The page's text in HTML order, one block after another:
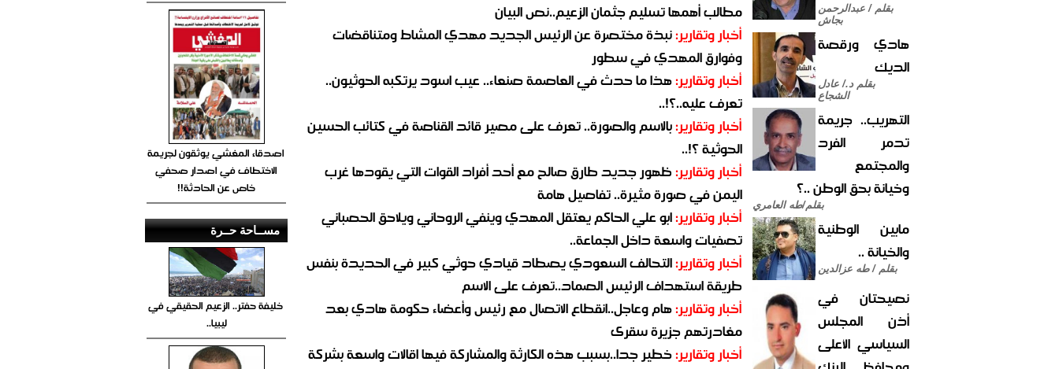
بقلم / عبدالرحمن
بجاش
هادي ورقصة
الديك
بقلم د./ عادل
الشجاع
التهريب.. جريمة
تدمر الفرد
والمجتمع
وخيانة بحق الوطن ..؟
بقلم/طه العامري
مابين الوطنية
والخيانة ..
بقلم / طه عزالدين
نصيحتان في
أذن المجلس
السياسي الأعلى
مطالب أهمها تسليم جثمان الزعيم..نص البيان
أخبار وتقارير:نبذة مختصرة عن الرئيس الجديد مهدي المشاط ومتناقضات
وفوارق المهدي في سطور
أخبار وتقارير:هذا ما حدث في العاصمة صنعاء.. عيب اسود يرتكبه الحوثيون..
تعرف عليه..؟!..
أخبار وتقارير:بالاسم والصورة.. تعرف على مصير قائد القناصة في كتائب الحسين
الحوثية ؟!..
أخبار وتقارير:ظهور جديد طارق صالح مع أحد أفراد القوات التي يقودها غرب
اليمن في صورة مثيرة.. تفاصيل هامة
أخبار وتقارير:ابو علي الحاكم يعتقل المهدي وينفي الروحاني ويلاحق الحصباني
تصفيات واسعة داخل الجماعة..
أخبار وتقارير:التحالف السعودي يصطاد قيادي حوثي كبير في الحديدة بنفس
طريقة استهداف الرئيس الصماد..تعرف على الاسم
أخبار وتقارير:هام وعاجل..انقطاع الاتصال مع رئيس وأعضاء حكومة هادي بعد
مغادرتهم جزيرة سقرى
أخبار وتقارير:خطير جدا..بسبب هذه الكارثة والمشاركة فيها اقالات واسعة بشركة
اصدقاء المغشي يوثقون لجريمة
الاختطاف في اصدار صحفي
خاص عن الحادثة!!
مســاحة حــرة
خليفة حفتر.. الزعيم الحقيقي في
ليبيا..